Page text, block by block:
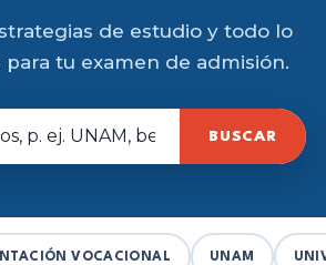
de estudio y todo lo
para tu examen de admisión.
BUSCAR
VOCACIONAL UNAM